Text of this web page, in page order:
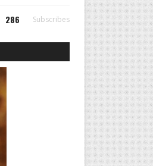
286 Subscribes